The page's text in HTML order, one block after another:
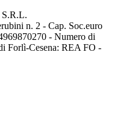
n. 2 - Cap. Soc.euro
- Numero di
Forlì-Cesena: REA FO -